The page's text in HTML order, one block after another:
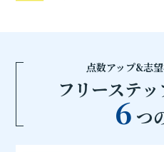
点数アップ&志
フリーステ
6 つ